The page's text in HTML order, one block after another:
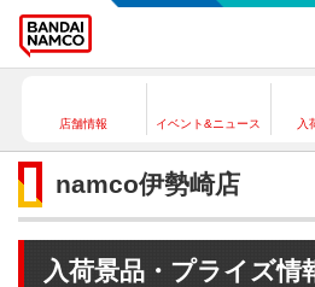
店舗情報 イベント&ニュース 入
namco伊勢崎店
入荷景品・プライズ情